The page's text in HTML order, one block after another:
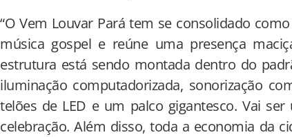
“O Vem Louvar Pará tem se consolidado
música gospel e reúne uma presença
estrutura está sendo montada dentro do
iluminação computadorizada, sonorização
telões de LED e um palco gigantesco. Vai
celebração. Além disso, toda a economia da